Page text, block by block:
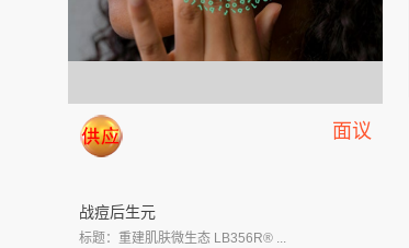
面议
战痘后生元
标题：重建肌肤微生态 LB356R® ...